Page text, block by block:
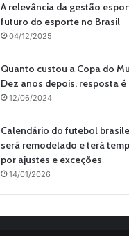
A relevância da gestão
futuro do esporte no Brasil
04/12/2025
Quanto custou a Copa do
Dez anos depois, resposta
12/06/2024
Calendário do futebol
será remodelado e terá
por ajustes e exceções
14/01/2026